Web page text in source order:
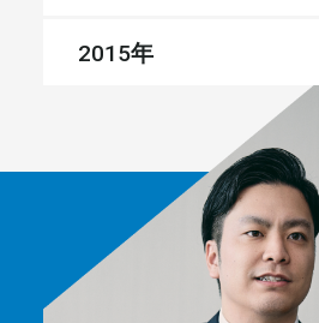
2015年